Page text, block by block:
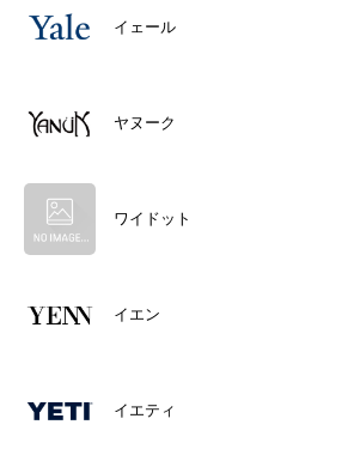
イェール
ヤヌーク
ワイドット
イエン
イエティ